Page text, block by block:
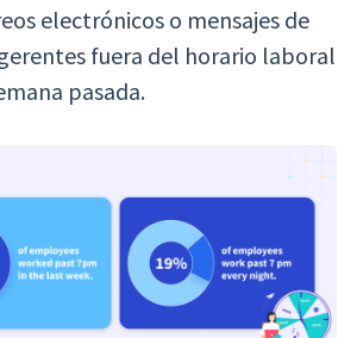
electrónicos o mensajes de
fuera del horario laboral
pasada.